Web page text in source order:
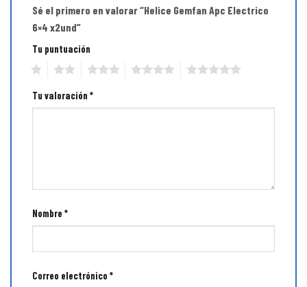
Sé el primero en valorar “Helice Gemfan Apc Electrico
6×4 x2und”
Tu puntuación
Tu valoración *
Nombre *
Correo electrónico *